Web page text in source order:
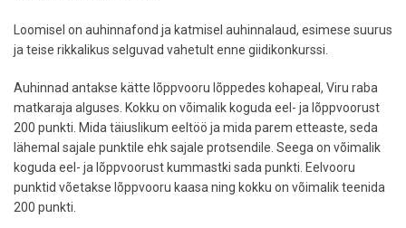
Loomisel on auhinnafond ja katmisel auhinnalaud, esimese suurus
ja teise rikkalikus selguvad vahetult enne giidikonkurssi.
Auhinnad antakse kätte lõppvooru lõppedes kohapeal, Viru raba
matkaraja alguses. Kokku on võimalik koguda eel- ja lõppvoorust
200 punkti. Mida täiuslikum eeltöö ja mida parem etteaste, seda
lähemal sajale punktile ehk sajale protsendile. Seega on võimalik
koguda eel- ja lõppvoorust kummastki sada punkti. Eelvooru
punktid võetakse lõppvooru kaasa ning kokku on võimalik teenida
200 punkti.